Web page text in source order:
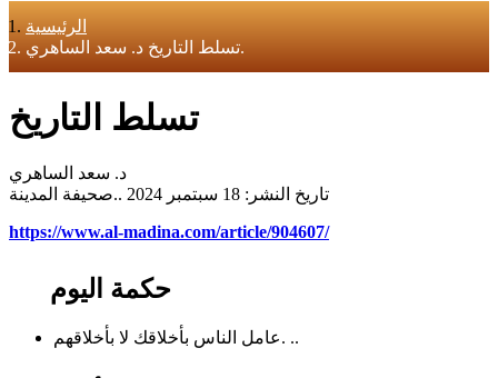
الرئيسية
تسلط التاريخ د. سعد الساهري.
تسلط التاريخ
د. سعد الساهري
تاريخ النشر: 18 سبتمبر 2024 ..صحيفة المدينة
https://www.al-madina.com/article/904607/
حكمة اليوم
عامل الناس بأخلاقك لا بأخلاقهم. ..